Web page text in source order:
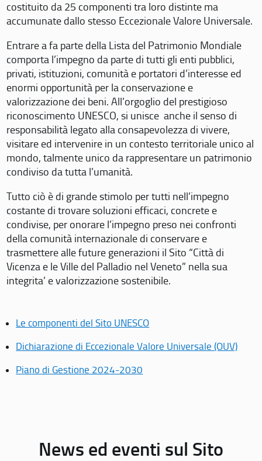
costituito da 25 componenti tra loro distinte ma
accumunate dallo stesso Eccezionale Valore Universale.
Entrare a fa parte della Lista del Patrimonio Mondiale
comporta l’impegno da parte di tutti gli enti pubblici,
privati, istituzioni, comunità e portatori d’interesse ed
enormi opportunità per la conservazione e
valorizzazione dei beni. All’orgoglio del prestigioso
riconoscimento UNESCO, si unisce anche il senso di
responsabilità legato alla consapevolezza di vivere,
visitare ed intervenire in un contesto territoriale unico al
mondo, talmente unico da rappresentare un patrimonio
condiviso da tutta l’umanità.
Tutto ciò è di grande stimolo per tutti nell’impegno
costante di trovare soluzioni efficaci, concrete e
condivise, per onorare l’impegno preso nei confronti
della comunità internazionale di conservare e
trasmettere alle future generazioni il Sito “Città di
Vicenza e le Ville del Palladio nel Veneto” nella sua
integrita’ e valorizzazione sostenibile.
Le componenti del Sito UNESCO
Dichiarazione di Eccezionale Valore Universale (OUV)
Piano di Gestione 2024-2030
News ed eventi sul Sito